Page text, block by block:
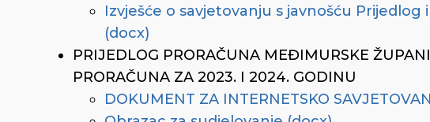
Izvješće o savjetovanju s javnošću
(docx)
PRIJEDLOG PRORAČUNA MEĐIMURSKE
PRORAČUNA ZA 2023. I 2024. GODINU
DOKUMENT ZA INTERNETSKO